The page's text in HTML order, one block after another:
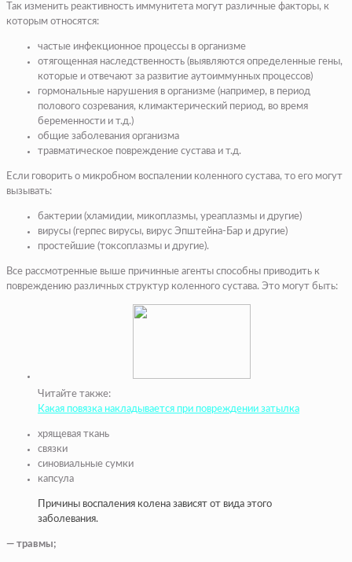
Так изменить реактивность иммунитета могут различные факторы, к
которым относятся:
частые инфекционное процессы в организме
отягощенная наследственность (выявляются определенные гены,
которые и отвечают за развитие аутоиммунных процессов)
гормональные нарушения в организме (например, в период
полового созревания, климактерический период, во время
беременности и т.д.)
общие заболевания организма
травматическое повреждение сустава и т.д.
Если говорить о микробном воспалении коленного сустава, то его могут
вызывать:
бактерии (хламидии, микоплазмы, уреаплазмы и другие)
вирусы (герпес вирусы, вирус Эпштейна-Бар и другие)
простейшие (токсоплазмы и другие).
Все рассмотренные выше причинные агенты способны приводить к
повреждению различных структур коленного сустава. Это могут быть:
Читайте также:
Какая повязка накладывается при повреждении затылка
хрящевая ткань
связки
синовиальные сумки
капсула
Причины воспаления колена зависят от вида этого
заболевания.
— травмы;